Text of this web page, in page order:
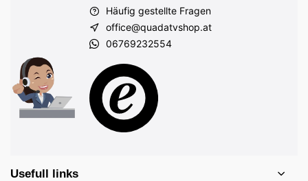
Häufig gestellte Fragen
office@quadatvshop.at
06769232554
Usefull links